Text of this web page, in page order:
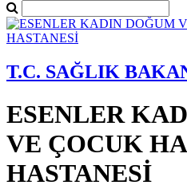
T.C. SAĞLIK
ESENLER
VE ÇOCUK
HASTANESİ